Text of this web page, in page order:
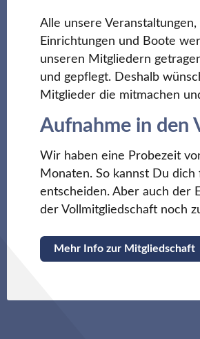
Alle unsere Veranstaltungen,
Einrichtungen und Boote
unseren Mitgliedern
und gepflegt. Deshalb
Mitglieder die mitmachen
Aufnahme in den
Wir haben eine Probezeit
Monaten. So kannst Du dich
entscheiden. Aber auch der
der Vollmitgliedschaft noch
Mehr Info zur Mitgliedschaft